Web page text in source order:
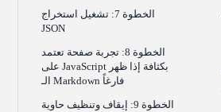
الخطوة 7: تشغيل استخراج
JSON
الخطوة 8: تجربة صفحة تعتمد
على JavaScript بكثافة إذا ظهر
الـ Markdown فارغاً
الخطوة 9: إيقاف وتنظيف حاوية